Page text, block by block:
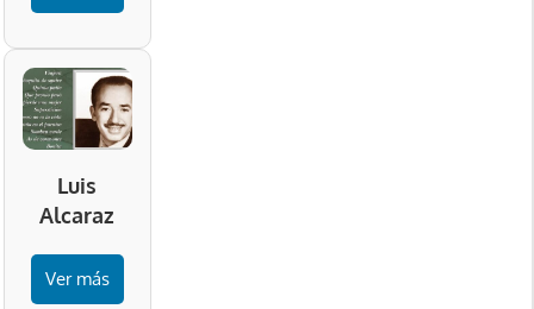
Luis
Alcaraz
Ver más